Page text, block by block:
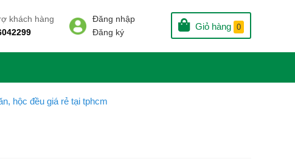
Giỏ hàng 0
Đăng nhập
Đăng ký
khách hàng
hộc đều giá rẻ tại tphcm